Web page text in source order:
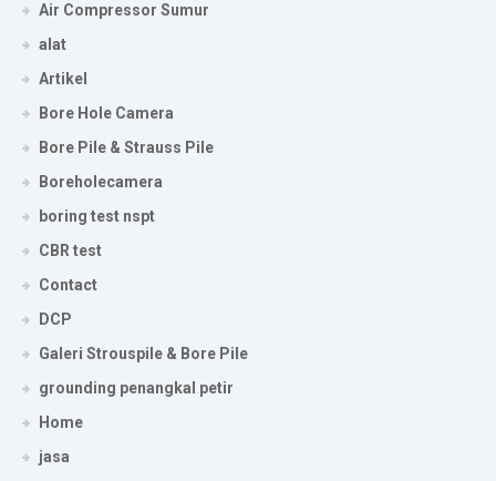
Air Compressor Sumur
alat
Artikel
Bore Hole Camera
Bore Pile & Strauss Pile
Boreholecamera
boring test nspt
CBR test
Contact
DCP
Galeri Strouspile & Bore Pile
grounding penangkal petir
Home
jasa